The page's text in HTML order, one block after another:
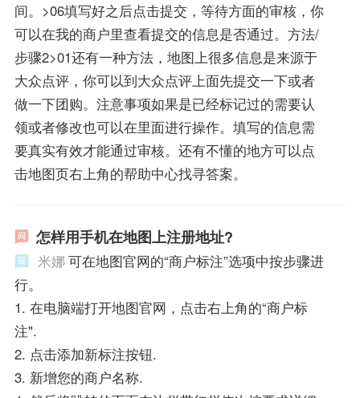
间。>06填写好之后点击提交，等待方面的审核，你
可以在我的商户里查看提交的信息是否通过。方法/
步骤2>01还有一种方法，地图上很多信息是来源于
大众点评，你可以到大众点评上面先提交一下或者
做一下团购。注意事项如果是已经标记过的需要认
领或者修改也可以在里面进行操作。填写的信息需
要真实有效才能通过审核。还有不懂的地方可以点
击地图页右上角的帮助中心找寻答案。
怎样用手机在地图上注册地址?
米娜可在地图官网的“商户标注”选项中按步骤进
行。
1. 在电脑端打开地图官网，点击右上角的“商户标
注".
2. 点击添加新标注按钮.
3. 新增您的商户名称.